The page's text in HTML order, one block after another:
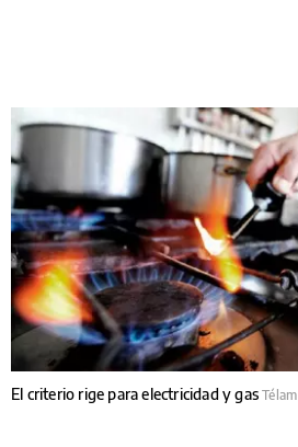
El criterio rige para electricidad y gasTélam